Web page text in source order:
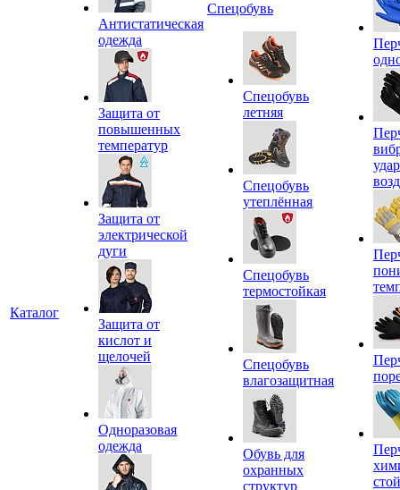
Каталог
Антистатическая
одежда
Защита от
повышенных
температур
Защита от
электрической
дуги
Защита от
кислот и
щелочей
Одноразовая
одежда
Спецобувь
Спецобувь
летняя
Спецобувь
утеплённая
Спецобувь
термостойкая
Спецобувь
влагозащитная
Обувь для
охранных
структур